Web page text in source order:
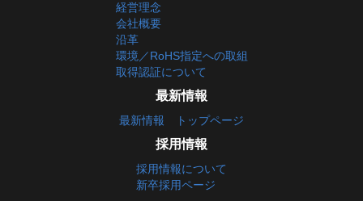
経営理念
会社概要
沿革
環境／RoHS指定への取組
取得認証について
最新情報
最新情報 トップページ
採用情報
採用情報について
新卒採用ページ